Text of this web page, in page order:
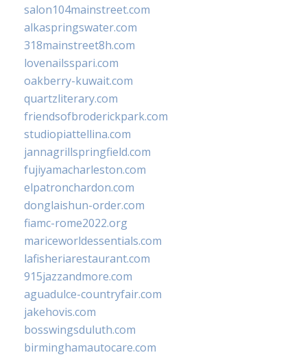
salon104mainstreet.com
alkaspringswater.com
318mainstreet8h.com
lovenailsspari.com
oakberry-kuwait.com
quartzliterary.com
friendsofbroderickpark.com
studiopiattellina.com
jannagrillspringfield.com
fujiyamacharleston.com
elpatronchardon.com
donglaishun-order.com
fiamc-rome2022.org
mariceworldessentials.com
lafisheriarestaurant.com
915jazzandmore.com
aguadulce-countryfair.com
jakehovis.com
bosswingsduluth.com
birminghamautocare.com